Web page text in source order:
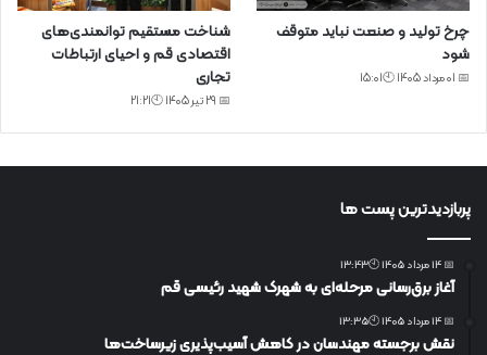
چرخ تولید و صنعت نباید متوقف
شود
📅 01 مرداد 1405 🕙15:01
شناخت مستقیم توانمندی‌های
اقتصادی قم و احیای ارتباطات
تجاری
📅 29 تیر 1405 🕙21:21
پربازدیدترین پست ها
📅 14 مرداد 1405 🕙13:43
آغاز برق‌رسانی مرحله‌ای به شهرک شهید رئیسی قم
📅 14 مرداد 1405 🕙13:35
نقش برجسته مهندسان در کاهش آسیب‌پذیری زیرساخت‌ها